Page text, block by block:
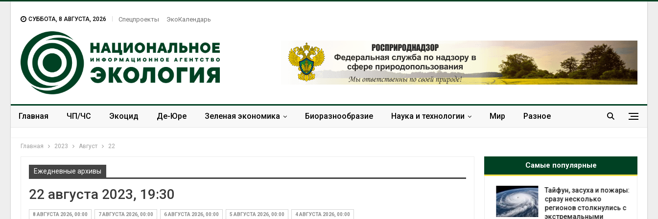
СУББОТА, 8 АВГУСТА, 2026 Спецпроекты ЭкоКалендарь
Главная ЧП/ЧС Экоцид Де-Юре Зеленая экономика Биоразнообразие Наука и технологии Мир Разное
Главная 2023 Август 22
Ежедневные архивы
22 августа 2023, 19:30
8 АВГУСТА 2026, 00:00 7 АВГУСТА 2026, 00:00 6 АВГУСТА 2026, 00:00 5 АВГУСТА 2026, 00:00 4 АВГУСТА 2026, 00:00
Самые популярные
Тайфун, засуха и пожары:
сразу несколько
регионов столкнулись с
экстремальными
усиливать риск жировой
болезни печени
Тайфун, засуха и пожары:
сразу несколько
регионов столкнулись с
экстремальными